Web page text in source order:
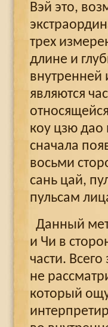
Вэй это,
трех
длине и
внутренней
являются
коу цзю дао
сначала
восьми
сань цай,
пульсам
Данный
и Чи в
части.
не
который